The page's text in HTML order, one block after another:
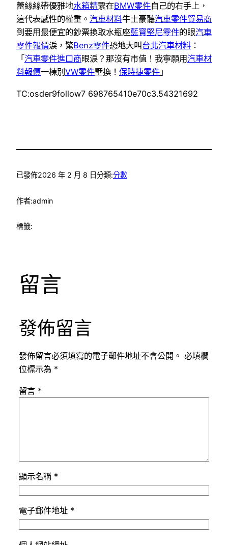
蕾絲絲帶優雅地水箱精繫在BMW零件自己的右手上，
這代表感性的權重。 汽車材料牛土豪聽汽車零件貿易商
到要用最便宜的鈔票換取水瓶座藍寶堅尼零件的眼汽車
零件報價淚，驚Benz零件恐地大叫台北汽車材料 ：
「汽車零件進口商眼淚？那沒有市值！我寧願用汽車材
料報價一棟別 VW零件墅換！ 保時捷零件 」
TC:osder9follow7 698765410e70c3.54321692
已發佈2026 年 2 月 8 日分類:分數
作者:admin
標籤:
留言
發佈留言
發佈留言必須填寫的電子郵件地址不會公開。 必填欄
位標示為 *
留言 *
顯示名稱 *
電子郵件地址 *